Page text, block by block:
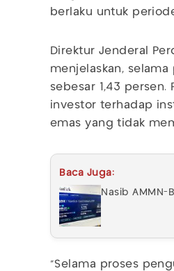
berlaku untuk
Direktur Jenderal
menjelaskan,
sebesar 1,43
investor terhadap
emas yang tidak
Baca Juga:
Nasib AMMN-
“Selama proses